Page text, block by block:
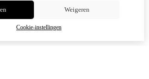
Weigeren
Cookie-instellingen